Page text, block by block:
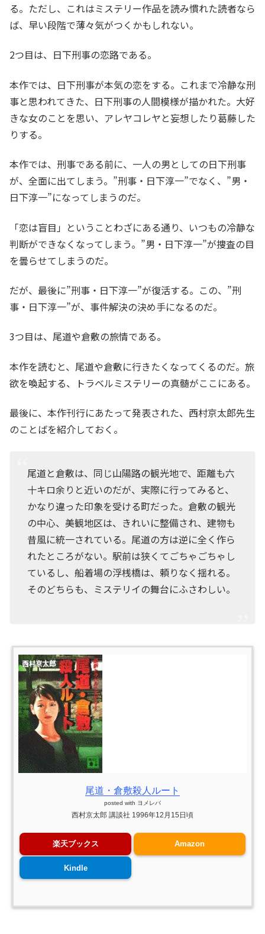
る。ただし、これはミステリー作品を読み慣れた読者なら
ば、早い段階で薄々気がつくかもしれない。
2つ目は、日下刑事の恋路である。
本作では、日下刑事が本気の恋をする。これまで冷静な刑
事と思われてきた、日下刑事の人間模様が描かれた。大好
きな女のことを思い、アレヤコレヤと妄想したり葛藤した
りする。
本作では、刑事である前に、一人の男としての日下刑事
が、全面に出てしまう。”刑事・日下淳一”でなく、”男・
日下淳一”になってしまうのだ。
「恋は盲目」ということわざにある通り、いつもの冷静な
判断ができなくなってしまう。”男・日下淳一”が捜査の目
を曇らせてしまうのだ。
だが、最後に”刑事・日下淳一”が復活する。この、”刑
事・日下淳一”が、事件解決の決め手になるのだ。
3つ目は、尾道や倉敷の旅情である。
本作を読むと、尾道や倉敷に行きたくなってくるのだ。旅
欲を喚起する、トラベルミステリーの真髄がここにある。
最後に、本作刊行にあたって発表された、西村京太郎先生
のことばを紹介しておく。
尾道と倉敷は、同じ山陽路の観光地で、距離も六
十キロ余りと近いのだが、実際に行ってみると、
かなり違った印象を受ける町だった。倉敷の観光
の中心、美観地区は、きれいに整備され、建物も
昔風に統一されている。尾道の方は逆に全く作ら
れたところがない。駅前は狭くてごちゃごちゃし
ているし、船着場の浮桟橋は、頼りなく揺れる。
そのどちらも、ミステリイの舞台にふさわしい。
尾道・倉敷殺人ルート
posted with ヨメレバ
西村京太郎 講談社 1996年12月15日頃
楽天ブックス Amazon
Kindle